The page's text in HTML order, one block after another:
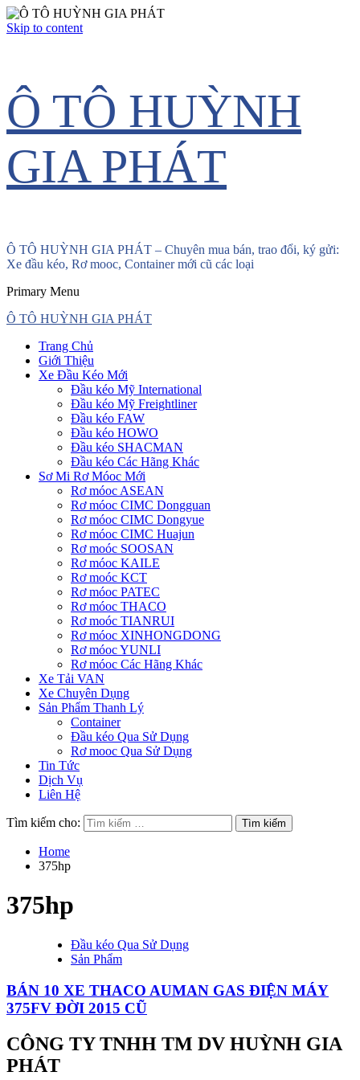
Skip to content
Ô TÔ HUỲNH
GIA PHÁT
Ô TÔ HUỲNH GIA PHÁT – Chuyên mua bán, trao đổi, ký gửi:
Xe đầu kéo, Rơ mooc, Container mới cũ các loại
Primary Menu
Ô TÔ HUỲNH GIA PHÁT
Trang Chủ
Giới Thiệu
Xe Đầu Kéo Mới
Đầu kéo Mỹ International
Đầu kéo Mỹ Freightliner
Đầu kéo FAW
Đầu kéo HOWO
Đầu kéo SHACMAN
Đầu kéo Các Hãng Khác
Sơ Mi Rơ Móoc Mới
Rơ móoc ASEAN
Rơ móoc CIMC Dongguan
Rơ móoc CIMC Dongyue
Rơ móoc CIMC Huajun
Rơ moóc SOOSAN
Rơ móoc KAILE
Rơ moóc KCT
Rơ móoc PATEC
Rơ móoc THACO
Rơ moóc TIANRUI
Rơ móoc XINHONGDONG
Rơ móoc YUNLI
Rơ móoc Các Hãng Khác
Xe Tải VAN
Xe Chuyên Dụng
Sản Phẩm Thanh Lý
Container
Đầu kéo Qua Sử Dụng
Rơ mooc Qua Sử Dụng
Tin Tức
Dịch Vụ
Liên Hệ
Tìm kiếm cho:
Home
375hp
375hp
Đầu kéo Qua Sử Dụng
Sản Phẩm
BÁN 10 XE THACO AUMAN GAS ĐIỆN MÁY
375FV ĐỜI 2015 CŨ
CÔNG TY TNHH TM DV HUỲNH GIA
PHÁT